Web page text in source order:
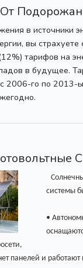
в источники
вы страхуете
тарифов на
в будущее.
2006-го по 2013-
системы
•
панелей и работают